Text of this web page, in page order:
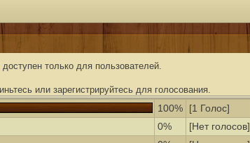
доступен только для пользователей.
или зарегистрируйтесь для голосования.
100%
[1 Голос]
0%
[Нет голосов]